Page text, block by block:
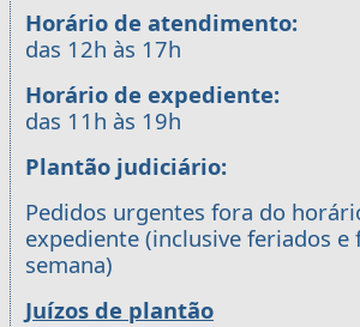
Horário de atendimento:
das 12h às 17h
Horário de expediente:
das 11h às 19h
Plantão judiciário:
Pedidos urgentes fora do
expediente (inclusive feriados e
semana)
Juízos de plantão